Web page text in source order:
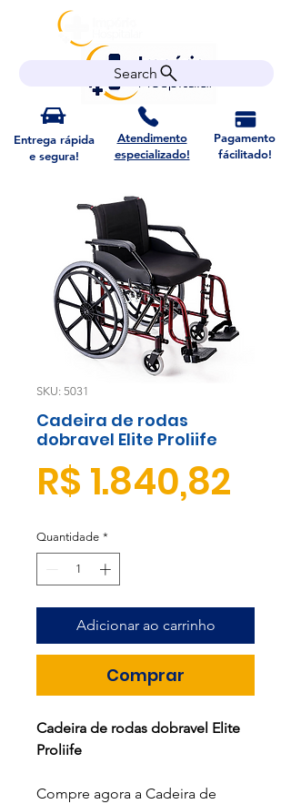
Search
Entrega rápida
e segura!
Atendimento
especializado!
Pagamento
fácilitado!
SKU: 5031
Cadeira de rodas
dobravel Elite Proliife
R$ 1.840,82
Quantidade *
Adicionar ao carrinho
Comprar
Cadeira de rodas dobravel Elite
Proliife
Compre agora a Cadeira de